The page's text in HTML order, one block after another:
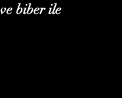
biber ile